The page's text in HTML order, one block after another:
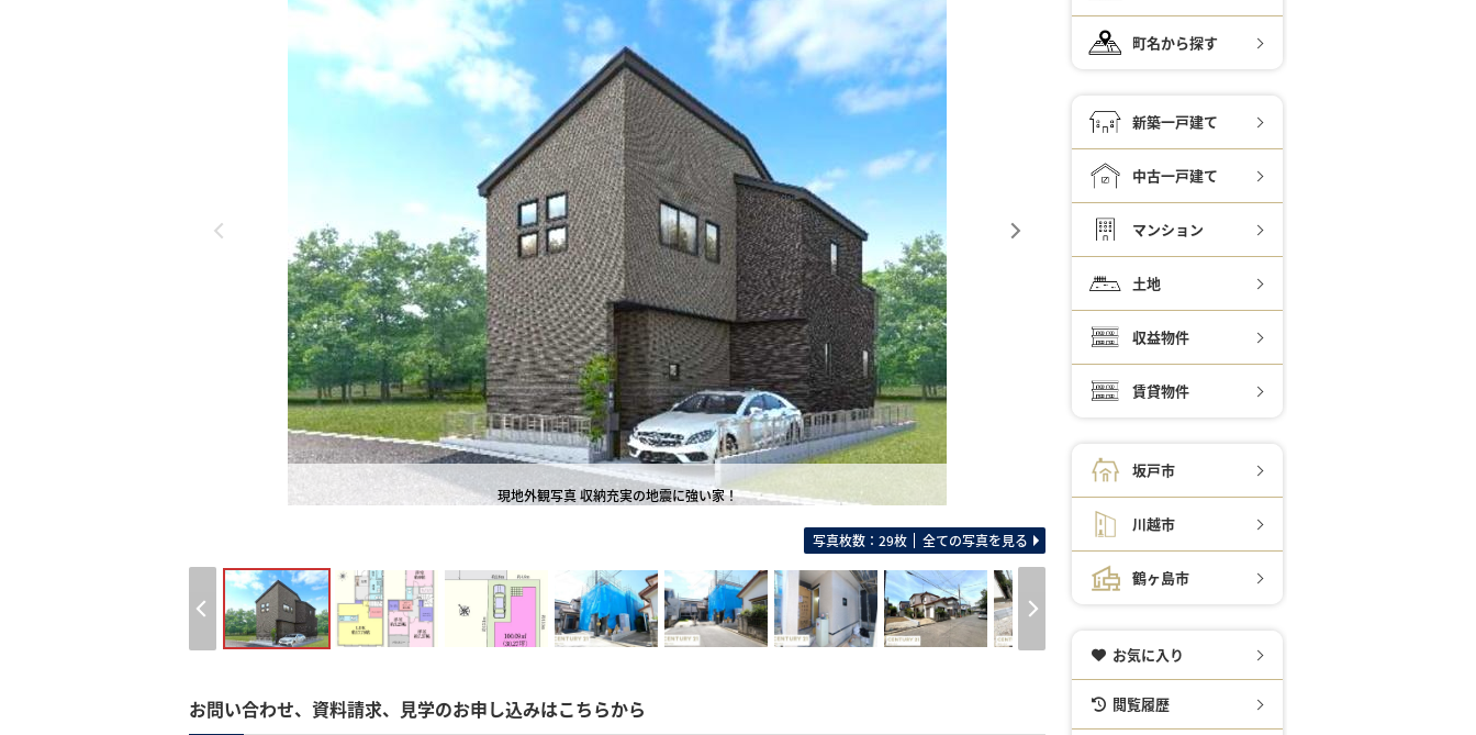
現地外観写真 収納充実の地震に強い家！
写真枚数：29枚 全ての写真を見る
お問い合わせ、資料請求、見学のお申し込みはこちらから
町名から探す
新築一戸建て
中古一戸建て
マンション
土地
収益物件
賃貸物件
坂戸市
川越市
鶴ヶ島市
お気に入り
閲覧履歴